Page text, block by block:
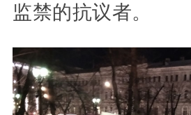
监禁的抗议者。